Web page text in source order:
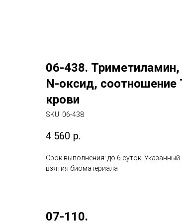
06-438.
N-оксид,
крови
SKU: 06-438
4 560 р.
Срок выполнения: до 6 суток.
взятия биоматериала
07-110.